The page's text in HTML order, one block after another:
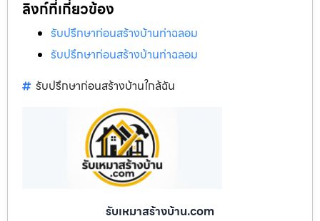
ลิงก์ที่เกี่ยวข้อง
รับปรึกษาก่อนสร้างบ้านท่าฉลอม
รับปรึกษาก่อนสร้างบ้านท่าฉลอม
รับปรึกษาก่อนสร้างบ้านใกล้ฉัน
รับเหมาสร้างบ้าน.com